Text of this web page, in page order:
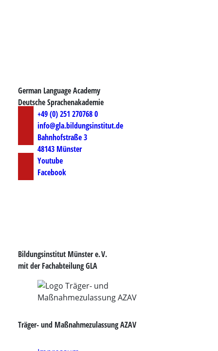
German Language Academy
Deutsche Sprachenakademie
+49 (0) 251 270768 0
info@gla.bildungsinstitut.de
Bahnhofstraße 3
48143 Münster
Youtube
Facebook
Bildungsinstitut Münster e. V.
mit der Fachabteilung GLA
Träger- und Maßnahmezulassung AZAV